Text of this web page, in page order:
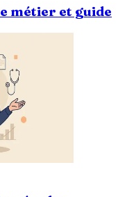
métier et guide